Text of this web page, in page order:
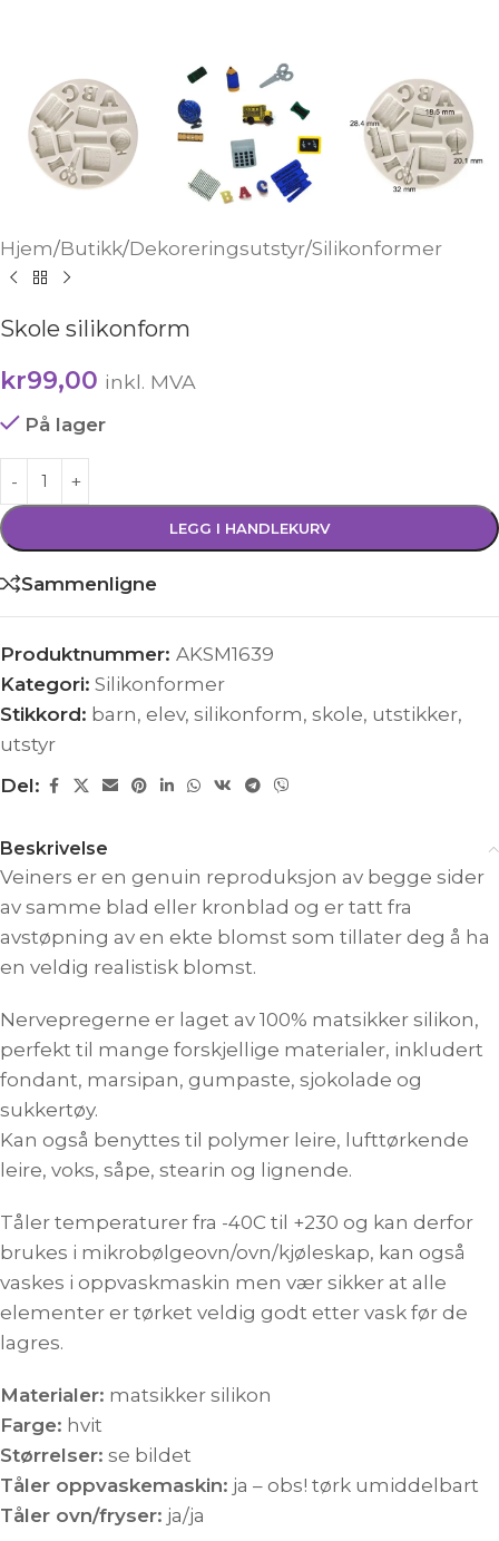
Hjem/Butikk/Dekoreringsutstyr/Silikonformer
Skole silikonform
kr99,00 inkl. MVA
På lager
LEGG I HANDLEKURV
Sammenligne
Produktnummer: AKSM1639
Kategori: Silikonformer
Stikkord: barn, elev, silikonform, skole, utstikker,
utstyr
Del:
Beskrivelse
Veiners er en genuin reproduksjon av begge sider
av samme blad eller kronblad og er tatt fra
avstøpning av en ekte blomst som tillater deg å ha
en veldig realistisk blomst.
Nervepregerne er laget av 100% matsikker silikon,
perfekt til mange forskjellige materialer, inkludert
fondant, marsipan, gumpaste, sjokolade og
sukkertøy.
Kan også benyttes til polymer leire, lufttørkende
leire, voks, såpe, stearin og lignende.
Tåler temperaturer fra -40C til +230 og kan derfor
brukes i mikrobølgeovn/ovn/kjøleskap, kan også
vaskes i oppvaskmaskin men vær sikker at alle
elementer er tørket veldig godt etter vask før de
lagres.
Materialer: matsikker silikon
Farge: hvit
Størrelser: se bildet
Tåler oppvaskemaskin: ja – obs! tørk umiddelbart
Tåler ovn/fryser: ja/ja